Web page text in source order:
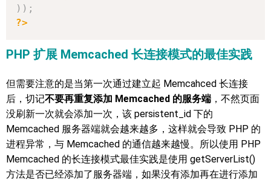
) ) ;
?>
PHP 扩展 Memcached 长连接模式的最佳实践
但需要注意的是当第一次通过建立起 Memcahced 长连接
后，切记不要再重复添加 Memcached 的服务端 ，不然页面
没刷新一次就会添加一次，该 persistent_id 下的
Memcached 服务器端就会越来越多，这样就会导致 PHP 的
进程异常，与 Memcached 的通信越来越慢。所以使用 PHP
Memcached 的长连接模式最佳实践是使用 getServerList()
方法是否已经添加了服务器端，如果没有添加再在进行添加